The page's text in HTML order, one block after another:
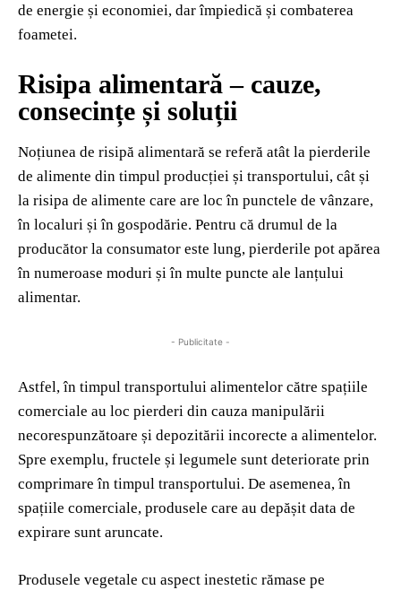
de energie și economiei, dar împiedică și combaterea
foametei.
Risipa alimentară – cauze,
consecințe și soluții
Noțiunea de risipă alimentară se referă atât la pierderile
de alimente din timpul producției și transportului, cât și
la risipa de alimente care are loc în punctele de vânzare,
în localuri și în gospodărie. Pentru că drumul de la
producător la consumator este lung, pierderile pot apărea
în numeroase moduri și în multe puncte ale lanțului
alimentar.
- Publicitate -
Astfel, în timpul transportului alimentelor către spațiile
comerciale au loc pierderi din cauza manipulării
necorespunzătoare și depozitării incorecte a alimentelor.
Spre exemplu, fructele și legumele sunt deteriorate prin
comprimare în timpul transportului. De asemenea, în
spațiile comerciale, produsele care au depășit data de
expirare sunt aruncate.
Produsele vegetale cu aspect inestetic rămase pe